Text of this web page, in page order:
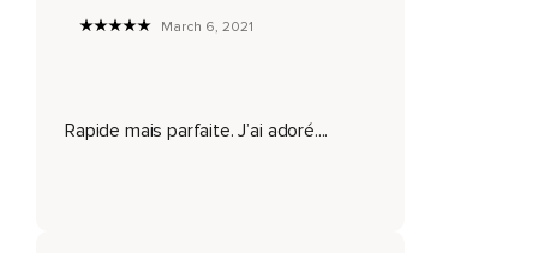
March 6, 2021
Rapide mais parfaite. J’ai adoré....